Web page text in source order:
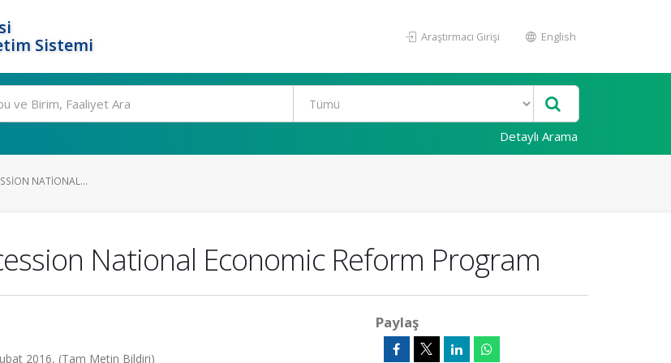
Sistemi
Araştırmacı Girişi English
Detaylı Arama
NATIONAL...
National Economic Reform Program
2016, (Tam Metin Bildiri)
Paylaş